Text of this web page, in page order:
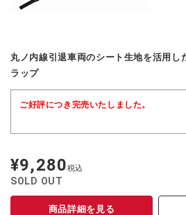
丸ノ内線引退車両のシート生地を活用し
ラップ
ご好評につき完売いたしました。
定
価
¥9,280税込
SOLD OUT
商品詳細を見る